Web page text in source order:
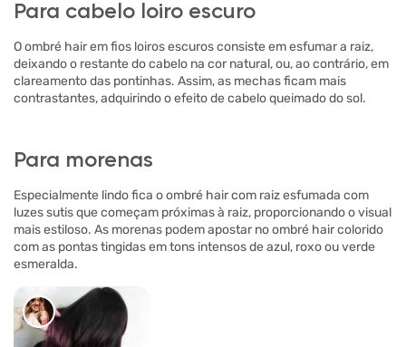
Para cabelo loiro escuro
O ombré hair em fios loiros escuros consiste em esfumar a raiz,
deixando o restante do cabelo na cor natural, ou, ao contrário, em
clareamento das pontinhas. Assim, as mechas ficam mais
contrastantes, adquirindo o efeito de cabelo queimado do sol.
Para morenas
Especialmente lindo fica o ombré hair com raiz esfumada com
luzes sutis que começam próximas à raiz, proporcionando o visual
mais estiloso. As morenas podem apostar no ombré hair colorido
com as pontas tingidas em tons intensos de azul, roxo ou verde
esmeralda.